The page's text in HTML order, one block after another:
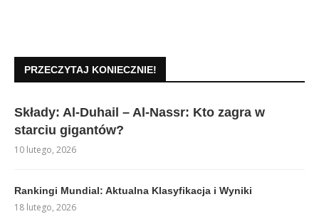
PRZECZYTAJ KONIECZNIE!
Składy: Al-Duhail – Al-Nassr: Kto zagra w
starciu gigantów?
10 lutego, 2026
Rankingi Mundial: Aktualna Klasyfikacja i Wyniki
18 lutego, 2026